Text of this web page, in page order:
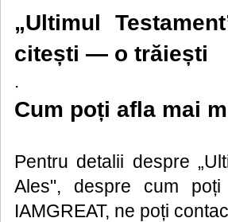
„Ultimul
citești — o trăiești
.
Cum poți afla mai
Pentru detalii despre
Ales", despre cum
IAMGREAT, ne poți